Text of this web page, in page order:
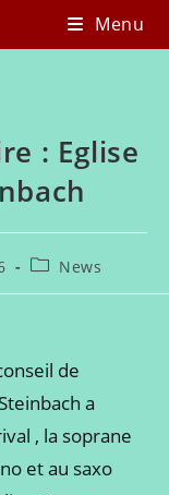
Menu
: Eglise
News
de
a
, la soprane
et au saxo